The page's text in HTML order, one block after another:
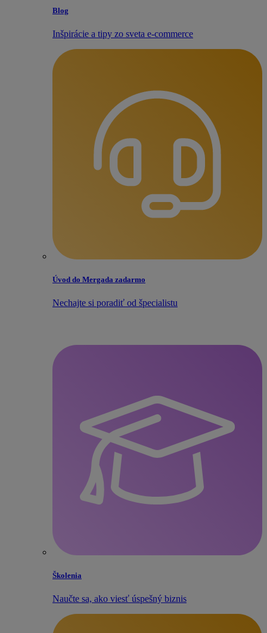
Blog
Inšpirácie a tipy zo sveta e‑commerce
Úvod do Mergada zadarmo
Nechajte si poradiť od špecialistu
Školenia
Naučte sa, ako viesť úspešný biznis